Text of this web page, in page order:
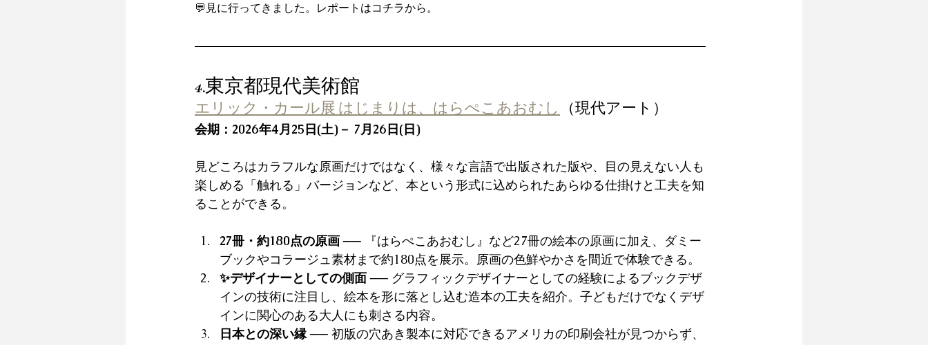
💬見に行ってきました。レポートはコチラから。
4.東京都現代美術館
エリック・カール展 はじまりは、はらぺこあおむし （現代アート）
会期：2026年4月25日(土)－ 7月26日(日)
見どころはカラフルな原画だけではなく、様々な言語で出版された版や、目の見えない人も
楽しめる「触れる」バージョンなど、本という形式に込められたあらゆる仕掛けと工夫を知
ることができる。
27冊・約180点の原画 ── 『はらぺこあおむし』など27冊の絵本の原画に加え、ダミー
ブックやコラージュ素材まで約180点を展示。原画の色鮮やかさを間近で体験できる。
✨デザイナーとしての側面 ── グラフィックデザイナーとしての経験によるブックデザ
インの技術に注目し、絵本を形に落とし込む造本の工夫を紹介。子どもだけでなくデザ
インに関心のある大人にも刺さる内容。
日本との深い縁 ── 初版の穴あき製本に対応できるアメリカの印刷会社が見つからず、